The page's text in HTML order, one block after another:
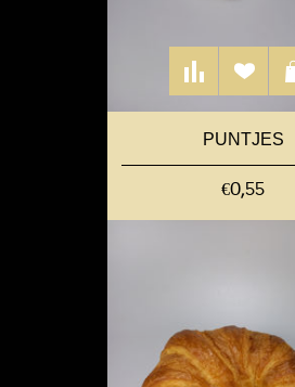
PUNTJES
€0,55